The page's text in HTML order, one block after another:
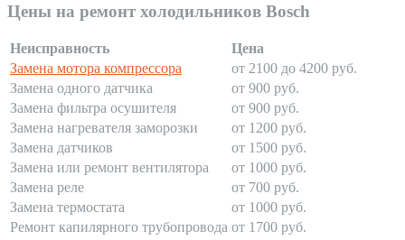
Цены на ремонт холодильников Bosch
Неисправность
Цена
Замена мотора компрессора
от 2100 до 4200 руб.
Замена одного датчика
от 900 руб.
Замена фильтра осушителя
от 900 руб.
Замена нагревателя заморозки
от 1200 руб.
Замена датчиков
от 1500 руб.
Замена или ремонт вентилятора
от 1000 руб.
Замена реле
от 700 руб.
Замена термостата
от 1000 руб.
Ремонт капилярного трубопровода от 1700 руб.